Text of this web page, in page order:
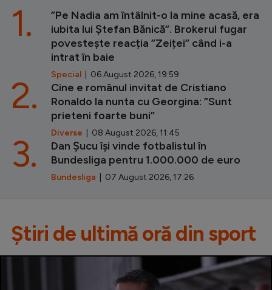
”Pe Nadia am întâlnit-o la mine acasă, era
iubita lui Ștefan Bănică”. Brokerul fugar
povestește reacția ”Zeiței” când i-a
intrat în baie
Special | 06 August 2026, 19:59
1.
Cine e românul invitat de Cristiano
Ronaldo la nunta cu Georgina: ”Sunt
prieteni foarte buni”
Diverse | 08 August 2026, 11:45
2.
Dan Șucu își vinde fotbalistul în
Bundesliga pentru 1.000.000 de euro
Bundesliga | 07 August 2026, 17:26
3.
Știri de ultimă oră din sport